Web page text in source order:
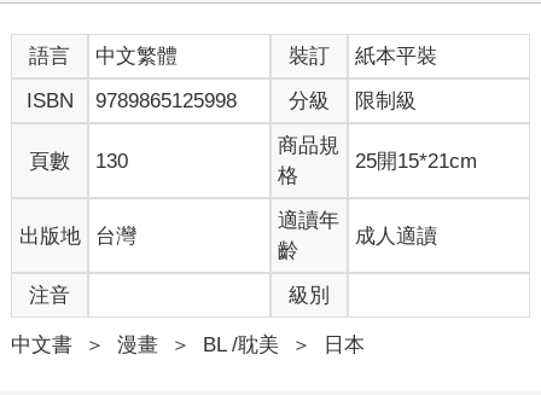
語言 中文繁體 裝訂
紙本平裝
ISBN
9789865125998 分級 限制級
頁數 130
商品規
格
25開15*21cm
出版地 台灣
適讀年
齡
成人適讀
注音 級別
中文書 ＞ 漫畫 ＞ BL /耽美 ＞ 日本